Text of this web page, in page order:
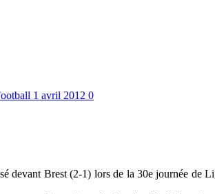
1 avril 2012 0
devant Brest (2-1) lors de la 30e journée de